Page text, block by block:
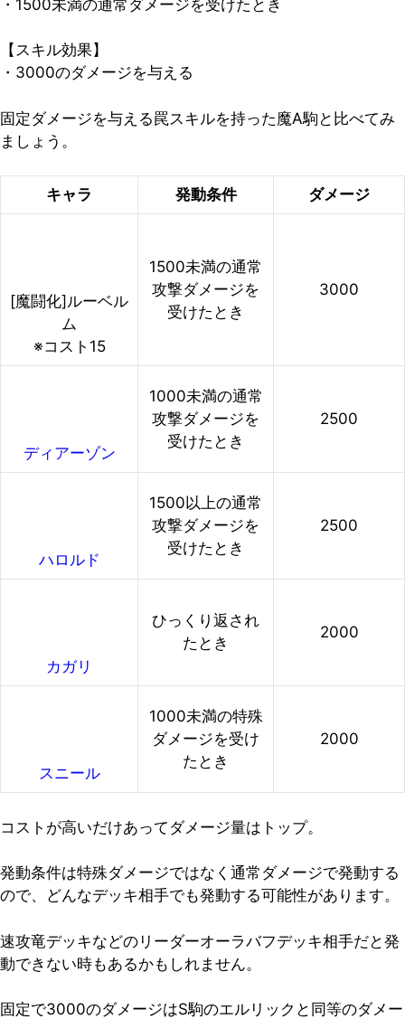
・1500未満の通常ダメージを受けたとき
【スキル効果】
・3000のダメージを与える
固定ダメージを与える罠スキルを持った魔A駒と比べてみ
ましょう。
キャラ 発動条件 ダメージ
[魔闘化]ルーベル
ム
※コスト15
1500未満の通常
攻撃ダメージを
受けたとき
3000
ディアーゾン
1000未満の通常
攻撃ダメージを
受けたとき
2500
ハロルド
1500以上の通常
攻撃ダメージを
受けたとき
2500
カガリ
ひっくり返され
たとき
2000
スニール
1000未満の特殊
ダメージを受け
たとき
2000
コストが高いだけあってダメージ量はトップ。
発動条件は特殊ダメージではなく通常ダメージで発動する
ので、どんなデッキ相手でも発動する可能性があります。
速攻竜デッキなどのリーダーオーラバフデッキ相手だと発
動できない時もあるかもしれません。
固定で3000のダメージはS駒のエルリックと同等のダメー